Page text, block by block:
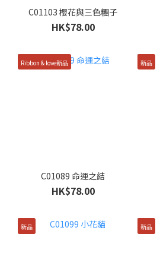
C01103 櫻花與三色糰子
HK$78.00
Ribbon & love新品
C01089 命運之結
HK$78.00
新品
新品 新品